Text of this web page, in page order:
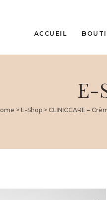
ACCUEIL
alimentaires –
E-
> E-Shop > CLINICCARE –